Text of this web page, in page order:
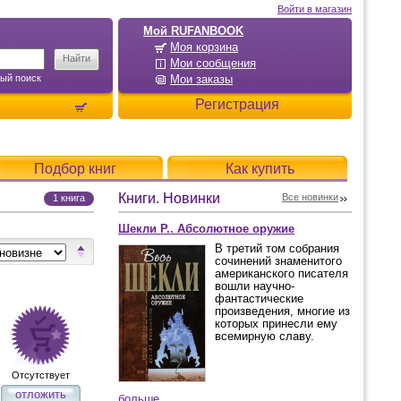
Мой RUFANBOOK
Моя корзина
Мои сообщения
Мои заказы
Регистрация
Войти в магазин
поиск
Подбор книг Как купить
1 книга
Отсутствует
отложить
Книги. Новинки Все новинки
Шекли Р.. Абсолютное оружие
В третий том собрания
сочинений знаменитого
американского писателя
вошли научно-
фантастические
произведения, многие из
которых принесли ему
всемирную славу.